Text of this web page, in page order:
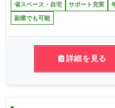
省スペース・自宅 サポート充実
副業でも可能
詳細を見る